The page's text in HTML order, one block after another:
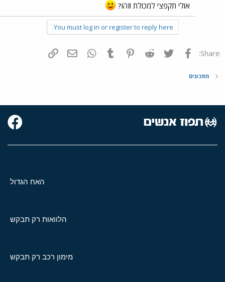
אולי תקפצי למכולת וזהו?
You must log in or register to reply here.
Share: פייסבוק Twitter
Reddit
Pinterest
Tumblr
WhatsAppדואר אלקטרוני
מתכונים
האח הגדול
הלוואות רק תבקש
מימון רכב רק תבקש